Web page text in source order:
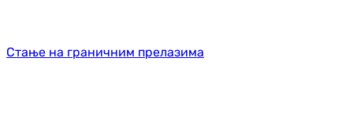
Стање на граничним прелазима